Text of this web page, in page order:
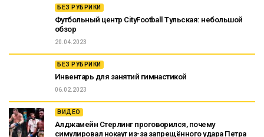
БЕЗ РУБРИКИ
Футбольный центр CityFootball Тульская: небольшой
обзор
20.04.2023
БЕЗ РУБРИКИ
Инвентарь для занятий гимнастикой
06.02.2023
ВИДЕО
Алджамейн Стерлинг проговорился, почему
симулировал нокаут из-за запрещённого удара Петра